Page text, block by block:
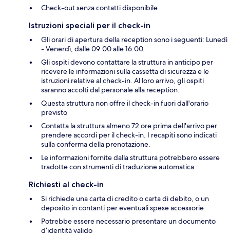
Check-out senza contatti disponibile
Istruzioni speciali per il check-in
Gli orari di apertura della reception sono i seguenti: Lunedì
- Venerdì, dalle 09:00 alle 16:00.
Gli ospiti devono contattare la struttura in anticipo per
ricevere le informazioni sulla cassetta di sicurezza e le
istruzioni relative al check-in. Al loro arrivo, gli ospiti
saranno accolti dal personale alla reception.
Questa struttura non offre il check-in fuori dall'orario
previsto
Contatta la struttura almeno 72 ore prima dell'arrivo per
prendere accordi per il check-in. I recapiti sono indicati
sulla conferma della prenotazione.
Le informazioni fornite dalla struttura potrebbero essere
tradotte con strumenti di traduzione automatica.
Richiesti al check-in
Si richiede una carta di credito o carta di debito, o un
deposito in contanti per eventuali spese accessorie
Potrebbe essere necessario presentare un documento
d’identità valido